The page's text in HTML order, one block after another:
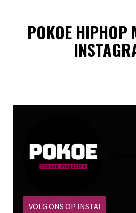
POKOE HIPHOP
VOLG ONS OP INSTA!